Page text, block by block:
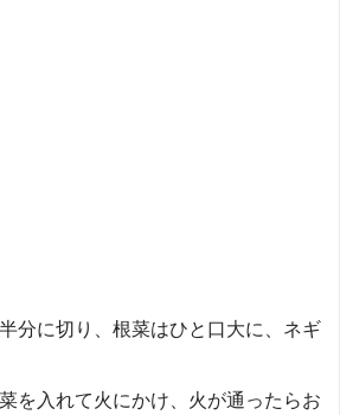
分に切り、根菜はひと口大に、ネギ
を入れて火にかけ、火が通ったらお